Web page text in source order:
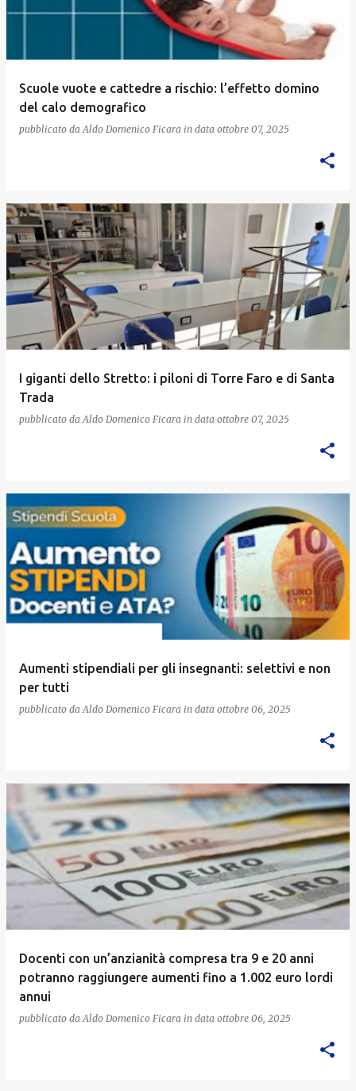
Scuole vuote e cattedre a rischio: l’effetto domino
del calo demografico
pubblicato da Aldo Domenico Ficara in data ottobre 07, 2025
I giganti dello Stretto: i piloni di Torre Faro e di Santa
Trada
pubblicato da Aldo Domenico Ficara in data ottobre 07, 2025
Aumenti stipendiali per gli insegnanti: selettivi e non
per tutti
pubblicato da Aldo Domenico Ficara in data ottobre 06, 2025
Docenti con un’anzianità compresa tra 9 e 20 anni
potranno raggiungere aumenti fino a 1.002 euro lordi
annui
pubblicato da Aldo Domenico Ficara in data ottobre 06, 2025